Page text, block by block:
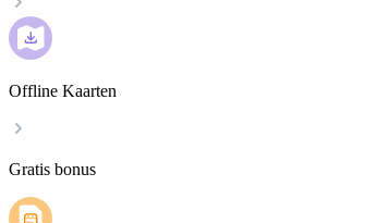
Offline Kaarten
Gratis bonus